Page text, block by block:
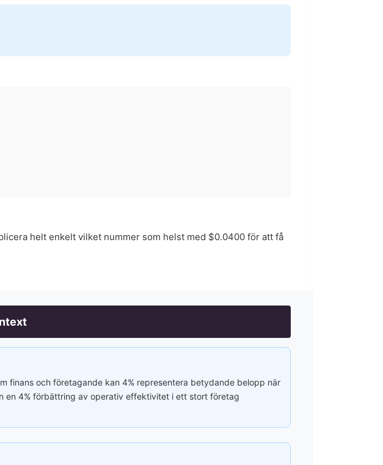
helt enkelt vilket nummer som helst med $0.0400 för att få
finans och företagande kan 4% representera betydande belopp när
en 4% förbättring av operativ effektivitet i ett stort företag